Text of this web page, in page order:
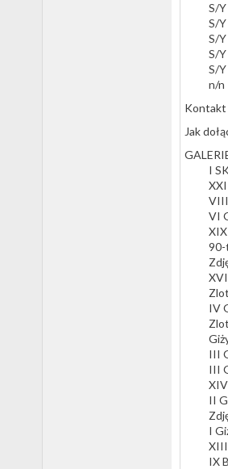
S/
S/
S/
S/
S/
n/n
Kontakt
Jak
I
VI
90-
IV
III
III
II
I
IX